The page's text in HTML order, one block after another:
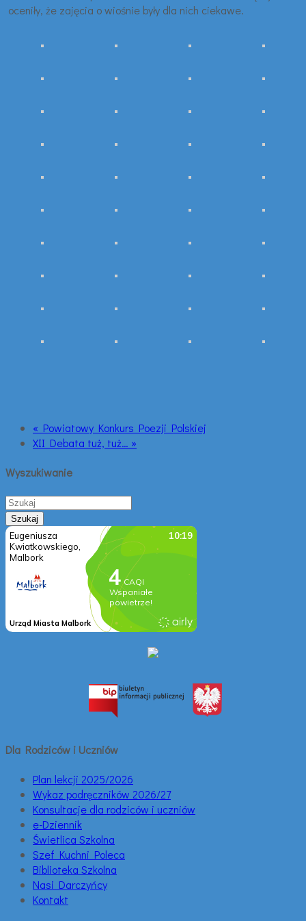
oceniły, że zajęcia o wiośnie były dla nich ciekawe.
« Powiatowy Konkurs Poezji Polskiej
XII Debata tuż, tuż… »
Wyszukiwanie
Dla Rodziców i Uczniów
Plan lekcji 2025/2026
Wykaz podręczników 2026/27
Konsultacje dla rodziców i uczniów
e-Dziennik
Świetlica Szkolna
Szef Kuchni Poleca
Biblioteka Szkolna
Nasi Darczyńcy
Kontakt